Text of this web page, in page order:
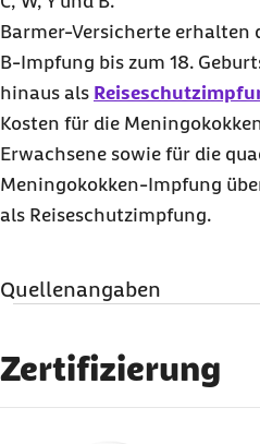
Barmer-Versicherte erhalten
B-Impfung bis zum 18.
hinaus als
Kosten für die
Erwachsene sowie für die
Meningokokken-Impfung
als Reiseschutzimpfung.
Quellenangaben
Informationen
Zertifizierung